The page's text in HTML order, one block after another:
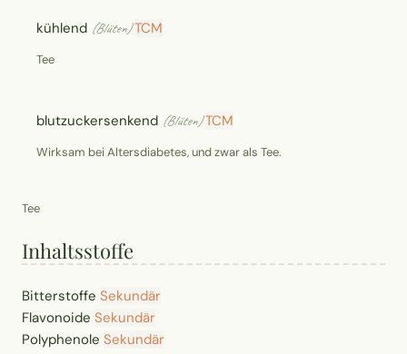
kühlend (Blüten) TCM
Tee
blutzuckersenkend (Blüten) TCM
Wirksam bei Altersdiabetes, und zwar als Tee.
Tee
Inhaltsstoffe
Bitterstoffe Sekundär
Flavonoide Sekundär
Polyphenole Sekundär